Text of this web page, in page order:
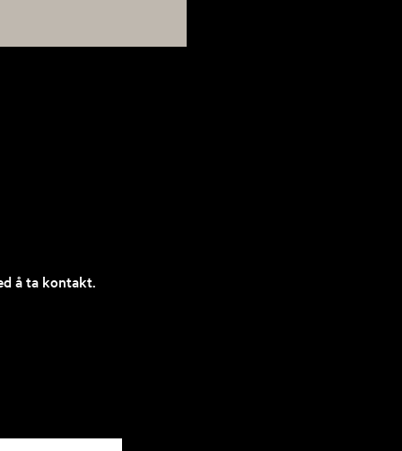
å ta kontakt.